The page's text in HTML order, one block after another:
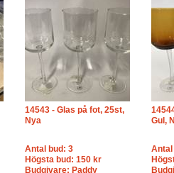
14543 - Glas på fot, 25st,
Nya
Antal bud: 3
Högsta bud: 150 kr
Budgivare: Paddy
Gul,
Antal